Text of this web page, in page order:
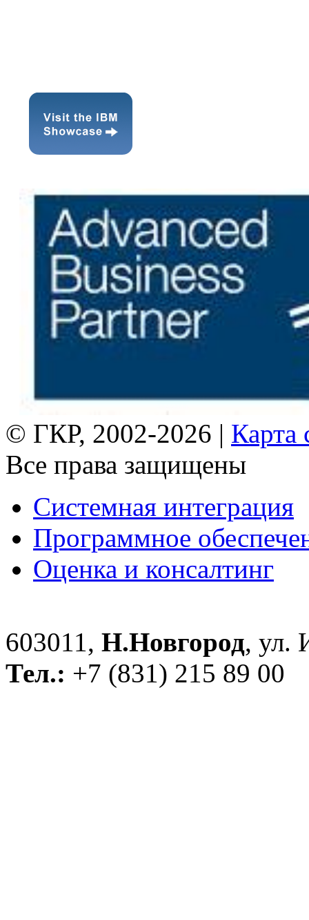
© ГКР, 2002-2026 | Карта
Все права защищены
Системная интеграция
Программное
Оценка и консалтинг
603011, Н.Новгород, ул.
Тел.: +7 (831) 215 89 00